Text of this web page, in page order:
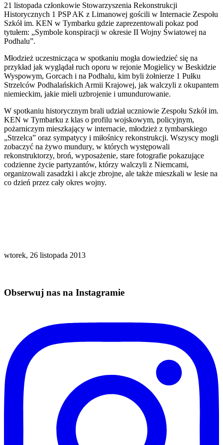
21 listopada członkowie Stowarzyszenia Rekonstrukcji
Historycznych 1 PSP AK z Limanowej gościli w Internacie Zespołu
Szkół im. KEN w Tymbarku gdzie zaprezentowali pokaz pod
tytułem: „Symbole konspiracji w okresie II Wojny Światowej na
Podhalu”.
Młodzież uczestnicząca w spotkaniu mogła dowiedzieć się na
przykład jak wyglądał ruch oporu w rejonie Mogielicy w Beskidzie
Wyspowym, Gorcach i na Podhalu, kim byli żołnierze 1 Pułku
Strzelców Podhalańskich Armii Krajowej, jak walczyli z okupantem
niemieckim, jakie mieli uzbrojenie i umundurowanie.
W spotkaniu historycznym brali udział uczniowie Zespołu Szkół im.
KEN w Tymbarku z klas o profilu wojskowym, policyjnym,
pożarniczym mieszkający w internacie, młodzież z tymbarskiego
„Strzelca” oraz sympatycy i miłośnicy rekonstrukcji. Wszyscy mogli
zobaczyć na żywo mundury, w których występowali
rekonstruktorzy, broń, wyposażenie, stare fotografie pokazujące
codzienne życie partyzantów, którzy walczyli z Niemcami,
organizowali zasadzki i akcje zbrojne, ale także mieszkali w lesie na
co dzień przez cały okres wojny.
wtorek, 26 listopada 2013
Obserwuj nas na Instagramie